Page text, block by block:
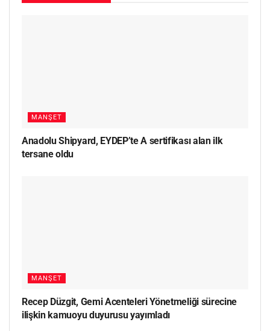
MANŞET
Anadolu Shipyard, EYDEP’te A sertifikası alan ilk
tersane oldu
MANŞET
Recep Düzgit, Gemi Acenteleri Yönetmeliği sürecine
ilişkin kamuoyu duyurusu yayımladı